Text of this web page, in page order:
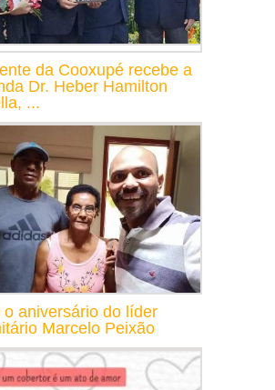
da Cooxupé recebe a
Dr. Heber Hamilton
...
o aniversário do líder
Marcelo Peixão